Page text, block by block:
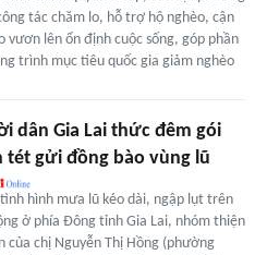
tác chăm lo, hỗ trợ hộ nghèo, cận
vươn lên ổn định cuộc sống, góp phần
trình mục tiêu quốc gia giảm nghèo
dân Gia Lai thức đêm gói
tét gửi đồng bào vùng lũ
hình mưa lũ kéo dài, ngập lụt trên
ở phía Đông tỉnh Gia Lai, nhóm thiện
của chị Nguyễn Thị Hồng (phường